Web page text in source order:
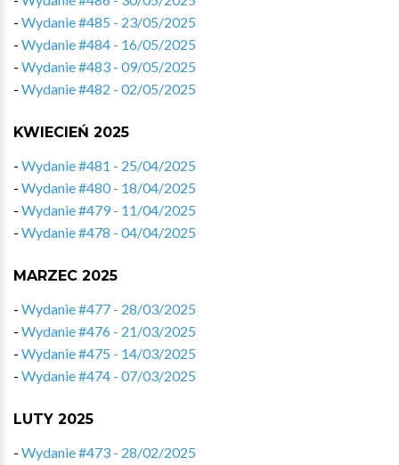
- Wydanie #485 - 23/05/2025
- Wydanie #484 - 16/05/2025
- Wydanie #483 - 09/05/2025
- Wydanie #482 - 02/05/2025
KWIECIEŃ 2025
- Wydanie #481 - 25/04/2025
- Wydanie #480 - 18/04/2025
- Wydanie #479 - 11/04/2025
- Wydanie #478 - 04/04/2025
MARZEC 2025
- Wydanie #477 - 28/03/2025
- Wydanie #476 - 21/03/2025
- Wydanie #475 - 14/03/2025
- Wydanie #474 - 07/03/2025
LUTY 2025
- Wydanie #473 - 28/02/2025